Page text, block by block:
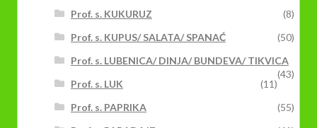
Prof. s. KUKURUZ
(8)
Prof. s. KUPUS/ SALATA/ SPANAĆ
(50)
Prof. s. LUBENICA/ DINJA/ BUNDEVA/ TIKVICA
(43)
Prof. s. LUK
(11)
Prof. s. PAPRIKA
(55)